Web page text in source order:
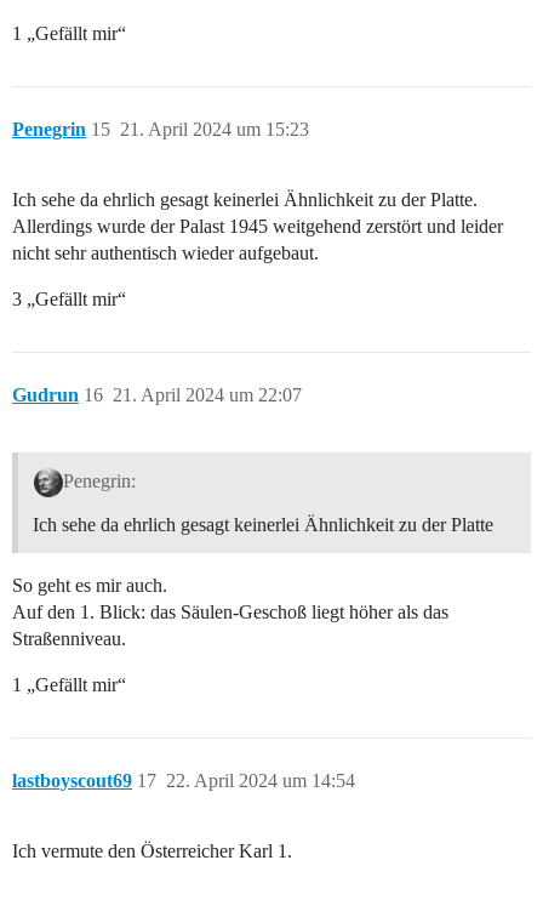
1 „Gefällt mir“
Penegrin 21. April 2024 um 15:23
15
Ich sehe da ehrlich gesagt keinerlei Ähnlichkeit zu der Platte.
Allerdings wurde der Palast 1945 weitgehend zerstört und leider
nicht sehr authentisch wieder aufgebaut.
3 „Gefällt mir“
Gudrun 21. April 2024 um 22:07
16
Penegrin:
Ich sehe da ehrlich gesagt keinerlei Ähnlichkeit zu der Platte
So geht es mir auch.
Auf den 1. Blick: das Säulen-Geschoß liegt höher als das
Straßenniveau.
1 „Gefällt mir“
lastboyscout69 22. April 2024 um 14:54
17
Ich vermute den Österreicher Karl 1.